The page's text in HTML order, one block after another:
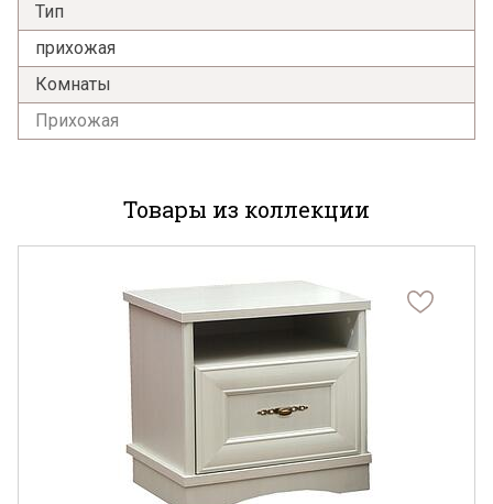
Тип
прихожая
Комнаты
Прихожая
Товары из коллекции